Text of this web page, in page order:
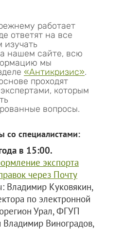
работает
ответят на все
изучать
нашем сайте, всю
мы
«Антикризис».
проходят
которым
вопросы.
со специалистами:
в 15:00.
экспорта
через Почту
Владимир Куковякин,
по электронной
Урал, ФГУП
Владимир Виноградов,